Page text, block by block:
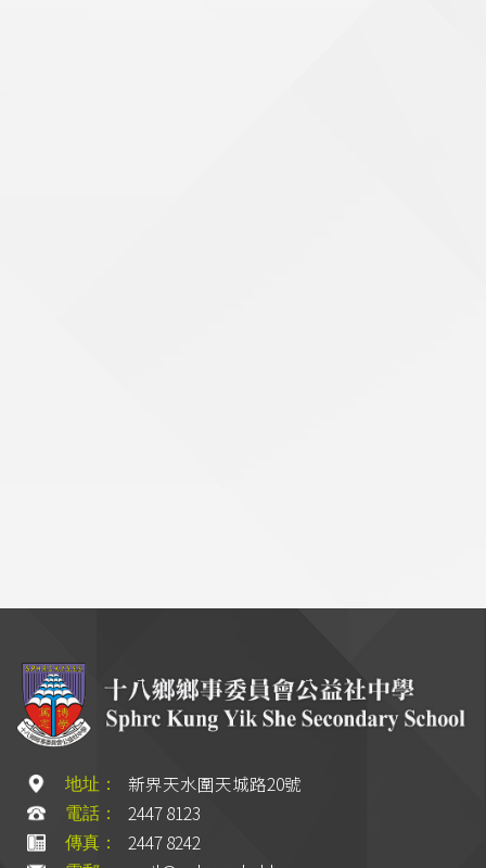
地址： 新界天水圍天城路20號
電話： 2447 8123
傳真： 2447 8242